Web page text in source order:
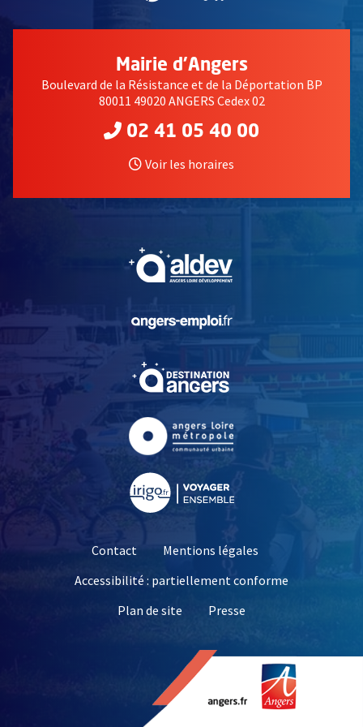
Mairie d'Angers
Boulevard de la Résistance et de la Déportation BP
80011 49020 ANGERS Cedex 02
02 41 05 40 00
Voir les horaires
, Ouvre une nouvelle
, Ouvre une nouvelle
Contact
Mentions légales
Accessibilité : partiellement conforme
Plan de site
Presse